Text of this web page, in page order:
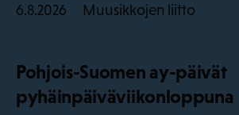
6.8.2026 Muusikkojen liitto
Pohjois-Suomen ay-päivät
pyhäinpäiväviikonloppuna